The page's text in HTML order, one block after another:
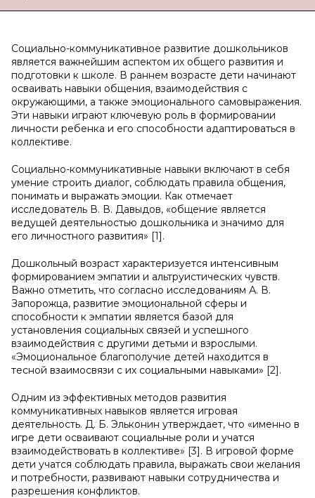
Социально-коммуникативное развитие дошкольников
является важнейшим аспектом их общего развития и
подготовки к школе. В раннем возрасте дети начинают
осваивать навыки общения, взаимодействия с
окружающими, а также эмоционального самовыражения.
Эти навыки играют ключевую роль в формировании
личности ребенка и его способности адаптироваться в
коллективе.
Социально-коммуникативные навыки включают в себя
умение строить диалог, соблюдать правила общения,
понимать и выражать эмоции. Как отмечает
исследователь В. В. Давыдов, «общение является
ведущей деятельностью дошкольника и значимо для
его личностного развития» [1].
Дошкольный возраст характеризуется интенсивным
формированием эмпатии и альтруистических чувств.
Важно отметить, что согласно исследованиям А. В.
Запорожца, развитие эмоциональной сферы и
способности к эмпатии является базой для
установления социальных связей и успешного
взаимодействия с другими детьми и взрослыми.
«Эмоциональное благополучие детей находится в
тесной взаимосвязи с их социальными навыками» [2].
Одним из эффективных методов развития
коммуникативных навыков является игровая
деятельность. Д. Б. Эльконин утверждает, что «именно в
игре дети осваивают социальные роли и учатся
взаимодействовать в коллективе» [3]. В игровой форме
дети учатся соблюдать правила, выражать свои желания
и потребности, развивают навыки сотрудничества и
разрешения конфликтов.